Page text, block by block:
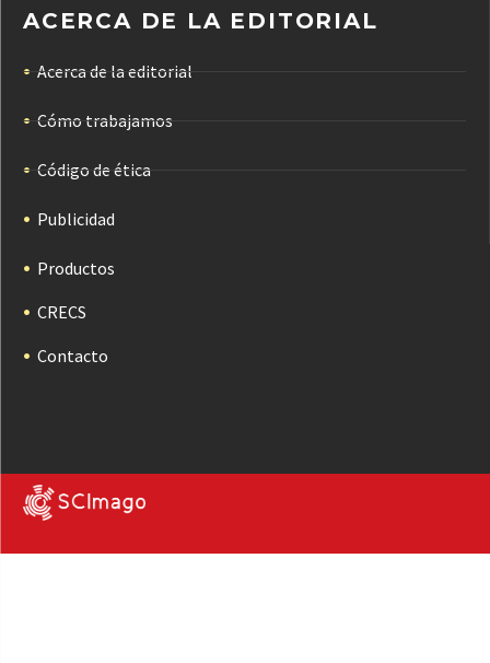
ACERCA DE LA EDITORIAL
Acerca de la editorial
Cómo trabajamos
Código de ética
Publicidad
Productos
CRECS
Contacto